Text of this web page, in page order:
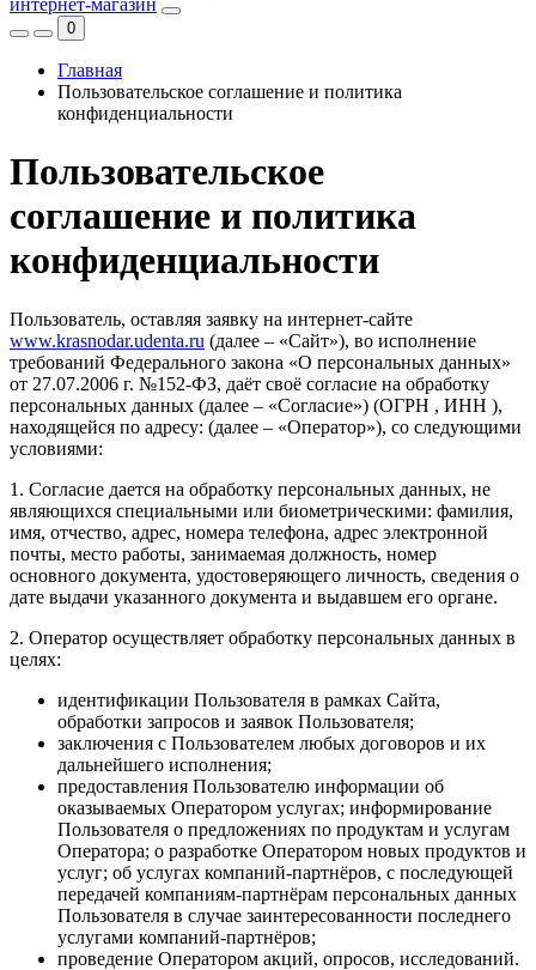
0
Главная
Пользовательское соглашение и политика
конфиденциальности
Пользовательское
соглашение и политика
конфиденциальности
Пользователь, оставляя заявку на интернет-сайте
www.krasnodar.udenta.ru (далее – «Сайт»), во исполнение
требований Федерального закона «О персональных данных»
от 27.07.2006 г. №152-ФЗ, даёт своё согласие на обработку
персональных данных (далее – «Согласие») (ОГРН , ИНН ),
находящейся по адресу: (далее – «Оператор»), со следующими
условиями:
1. Согласие дается на обработку персональных данных, не
являющихся специальными или биометрическими: фамилия,
имя, отчество, адрес, номера телефона, адрес электронной
почты, место работы, занимаемая должность, номер
основного документа, удостоверяющего личность, сведения о
дате выдачи указанного документа и выдавшем его органе.
2. Оператор осуществляет обработку персональных данных в
целях:
идентификации Пользователя в рамках Сайта,
обработки запросов и заявок Пользователя;
заключения с Пользователем любых договоров и их
дальнейшего исполнения;
предоставления Пользователю информации об
оказываемых Оператором услугах; информирование
Пользователя о предложениях по продуктам и услугам
Оператора; о разработке Оператором новых продуктов и
услуг; об услугах компаний-партнёров, с последующей
передачей компаниям-партнёрам персональных данных
Пользователя в случае заинтересованности последнего
услугами компаний-партнёров;
проведение Оператором акций, опросов, исследований.